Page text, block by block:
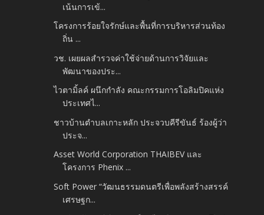
เน้นการเข้...
โครงการร้อยใจรักษ์และพื้นที่การบริหารส่วนท้อง
ถิ่น ...
วช. เผยผลสำรวจค่าใช้จ่ายด้านการวิจัยและ
พัฒนาของประ...
ไวตามิ้ลค์ ผนึกกำลัง คณะกรรมการโอลิมปิคแห่ง
ประเทศไ...
ชาวบ้านตำบลเกาะหลัก ประจวบคีรีขันธ์ ร้องผู้ว่า
ประจ...
Asset World Corporation THAIBEV และ
โครงการ Phenix ...
Soft Power “วัฒนธรรมดนตรีเพื่อพลังสร้างสรรค์
เศรษฐก...